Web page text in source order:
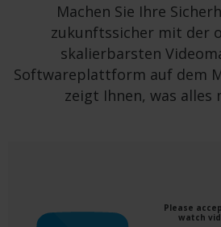
Machen Sie Ihre
zukunftssicher mit der
skalierbarsten
Softwareplattform auf dem
zeigt Ihnen, was alles
Please
watch